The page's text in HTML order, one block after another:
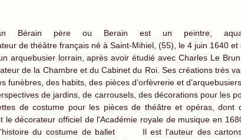
Bérain père ou Berain est un peintre,
de théâtre français né à Saint-Mihiel, (55), le 4 juin 1640
arquebusier lorrain, après avoir étudié avec Charles Le
de la Chambre et du Cabinet du Roi. Ses créations très
funèbres, des habits, des pièces d’orfèvrerie et
de jardins, de carrousels, des décorations pour les
de costume pour les pièces de théâtre et opéras,
le décorateur officiel de l'Académie royale de musique en
du costume de ballet Il est l'auteur des cartons